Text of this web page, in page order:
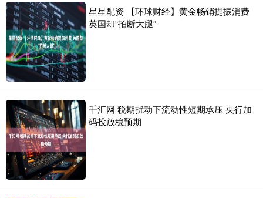
星星配资 【环球财经】黄金畅销提振消费
英国却“拍断大腿”
千汇网 税期扰动下流动性短期承压 央行加
码投放稳预期